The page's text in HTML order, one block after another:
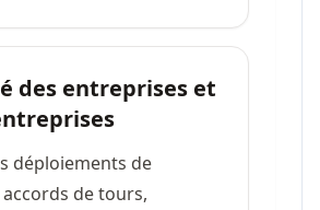
des entreprises et
déploiements de
de tours,